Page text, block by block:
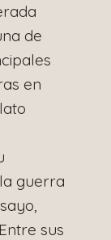
de
en
guerra
sus